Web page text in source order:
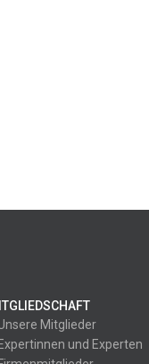
Mitglieder
und Experten